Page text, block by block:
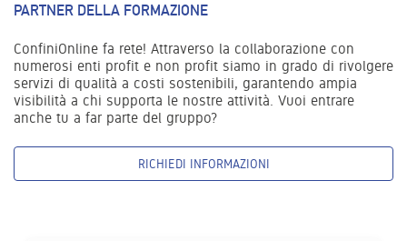
PARTNER DELLA FORMAZIONE
ConfiniOnline fa rete! Attraverso la collaborazione con
numerosi enti profit e non profit siamo in grado di rivolgere
servizi di qualità a costi sostenibili, garantendo ampia
visibilità a chi supporta le nostre attività. Vuoi entrare
anche tu a far parte del gruppo?
RICHIEDI INFORMAZIONI